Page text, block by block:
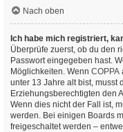
Nach oben
Ich habe mich registriert,
Überprüfe zuerst, ob du den
Passwort eingegeben hast.
Möglichkeiten. Wenn COPPA
unter 13 Jahre alt bist, musst
Erziehungsberechtigten den
Wenn dies nicht der Fall ist,
werden. Bei einigen Boards
freigeschaltet werden –